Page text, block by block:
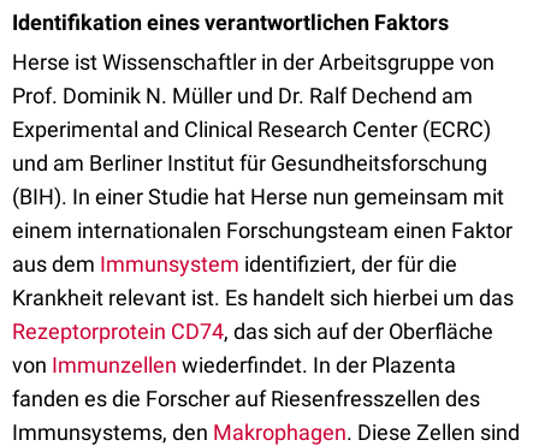
Identifikation eines verantwortlichen Faktors
Herse ist Wissenschaftler in der Arbeitsgruppe von
Prof. Dominik N. Müller und Dr. Ralf Dechend am
Experimental and Clinical Research Center (ECRC)
und am Berliner Institut für Gesundheitsforschung
(BIH). In einer Studie hat Herse nun gemeinsam mit
einem internationalen Forschungsteam einen Faktor
aus dem Immunsystem identifiziert, der für die
Krankheit relevant ist. Es handelt sich hierbei um das
Rezeptorprotein CD74, das sich auf der Oberfläche
von Immunzellen wiederfindet. In der Plazenta
fanden es die Forscher auf Riesenfresszellen des
Immunsystems, den Makrophagen. Diese Zellen sind